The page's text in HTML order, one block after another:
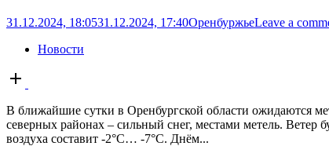
31.12.2024, 18:0531.12.2024, 17:40ОренбуржьеLeave a
Новости
Open
post
В ближайшие сутки в Оренбургской области ожидаются
северных районах – сильный снег, местами метель. Ветер
воздуха составит -2°C… -7°C. Днём...